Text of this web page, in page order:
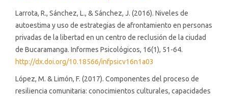
Larrota, R., Sánchez, L., & Sánchez, J. (2016). Niveles de
autoestima y uso de estrategias de afrontamiento en personas
privadas de la libertad en un centro de reclusión de la ciudad
de Bucaramanga. Informes Psicológicos, 16(1), 51-64.
http://dx.doi.org/10.18566/infpsicv16n1a03
López, M. & Limón, F. (2017). Componentes del proceso de
resiliencia comunitaria: conocimientos culturales, capacidades